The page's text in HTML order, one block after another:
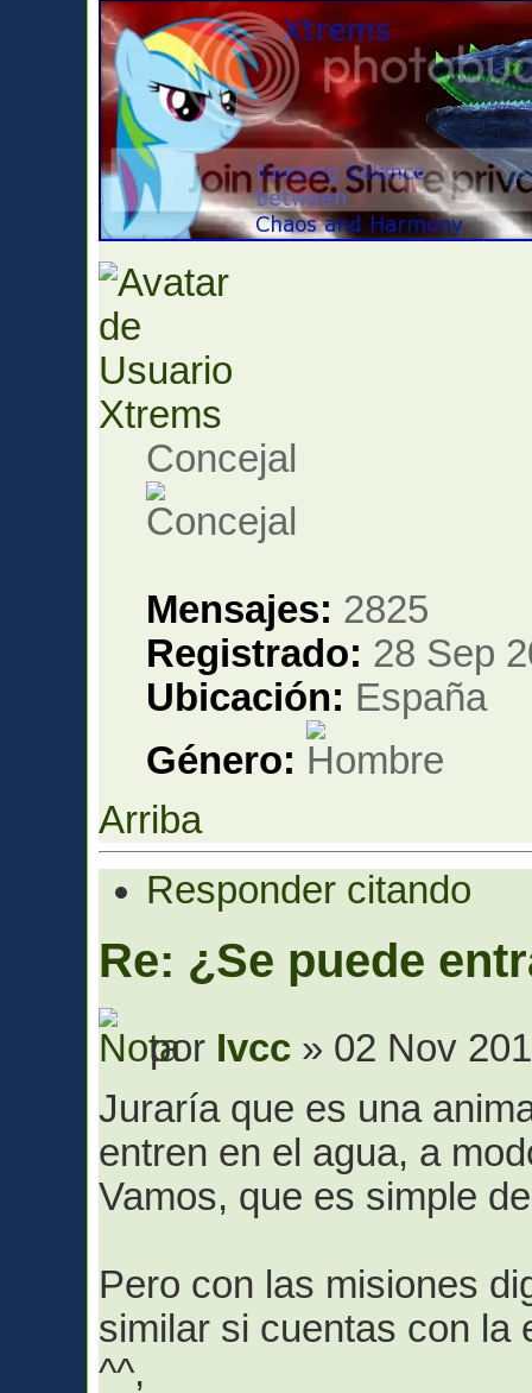
Xtrems
Concejal
Mensajes: 2825
Registrado: 28 Sep
Ubicación: España
Género:
Arriba
Responder citando
Re: ¿Se puede
por Ivcc » 02 Nov
Juraría que es una
entren en el agua, a
Vamos, que es simple
Pero con las misiones
similar si cuentas con la
^^,